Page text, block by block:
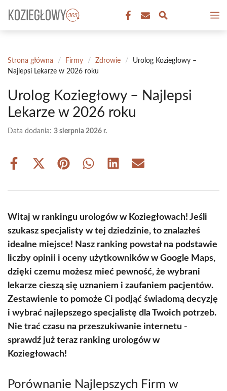
treści
Strona główna / Firmy / Zdrowie /
Urolog Koziegłowy –
Najlepsi Lekarze w 2026 roku
Urolog Koziegłowy – Najlepsi
Lekarze w 2026 roku
Data dodania: 3 sierpnia 2026 r.
Share
Share
(Twitter)
Share Share Share Share
Witaj w rankingu urologów w Koziegłowach! Jeśli
szukasz specjalisty w tej dziedzinie, to znalazłeś
idealne miejsce! Nasz ranking powstał na podstawie
liczby opinii i oceny użytkowników w Google Maps,
dzięki czemu możesz mieć pewność, że wybrani
lekarze cieszą się uznaniem i zaufaniem pacjentów.
Zestawienie to pomoże Ci podjąć świadomą decyzję
i wybrać najlepszego specjalistę dla Twoich potrzeb.
Nie trać czasu na przeszukiwanie internetu -
sprawdź już teraz ranking urologów w
Koziegłowach!
Porównanie Najlepszych Firm w